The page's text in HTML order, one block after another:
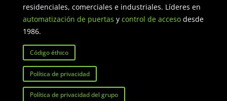
residenciales, comerciales e industriales. Líderes en
automatización de puertas y control de accesodesde
1986.
Código éthico
Política de privacidad
Política de privacidad del grupo